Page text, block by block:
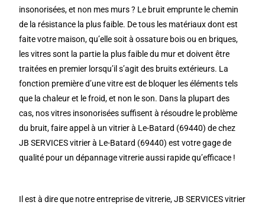
insonorisées, et non mes murs ? Le bruit emprunte le chemin
de la résistance la plus faible. De tous les matériaux dont est
faite votre maison, qu’elle soit à ossature bois ou en briques,
les vitres sont la partie la plus faible du mur et doivent être
traitées en premier lorsqu’il s’agit des bruits extérieurs. La
fonction première d’une vitre est de bloquer les éléments tels
que la chaleur et le froid, et non le son. Dans la plupart des
cas, nos vitres insonorisées suffisent à résoudre le problème
du bruit, faire appel à un vitrier à Le-Batard (69440) de chez
JB SERVICES vitrier à Le-Batard (69440) est votre gage de
qualité pour un dépannage vitrerie aussi rapide qu’efficace !
Il est à dire que notre entreprise de vitrerie, JB SERVICES vitrier